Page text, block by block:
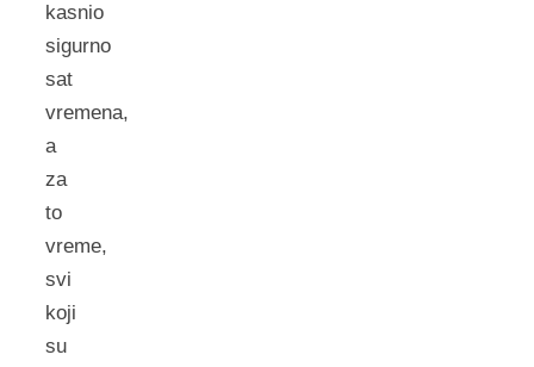
kasnio
sigurno
sat
vremena,
a
za
to
vreme,
svi
koji
su